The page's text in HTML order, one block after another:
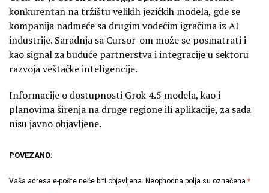
konkurentan na tržištu velikih jezičkih modela, gde se
kompanija nadmeće sa drugim vodećim igračima iz AI
industrije. Saradnja sa Cursor-om može se posmatrati i
kao signal za buduće partnerstva i integracije u sektoru
razvoja veštačke inteligencije.
Informacije o dostupnosti Grok 4.5 modela, kao i
planovima širenja na druge regione ili aplikacije, za sada
nisu javno objavljene.
POVEZANO:
Vaša adresa e-pošte neće biti objavljena. Neophodna polja su označena *